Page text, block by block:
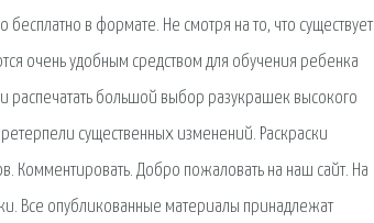
в формате. Не смотря на то, что существует
очень удобным средством для обучения ребенка
распечатать большой выбор разукрашек высокого
существенных изменений. Раскраски
Комментировать. Добро пожаловать на наш сайт. На
Все опубликованные материалы принадлежат